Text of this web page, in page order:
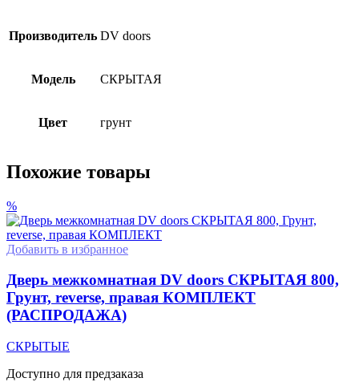
Производитель DV doors
Модель СКРЫТАЯ
Цвет грунт
Похожие товары
%
Добавить в избранное
Дверь межкомнатная DV doors СКРЫТАЯ 800,
Грунт, reverse, правая КОМПЛЕКТ
(РАСПРОДАЖА)
СКРЫТЫЕ
Доступно для предзаказа